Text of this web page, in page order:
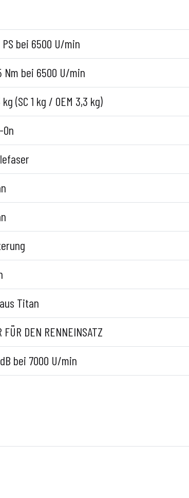
PS bei 6500 U/min
Nm bei 6500 U/min
(SC 1 kg / OEM 3,3 kg)
Titan
FÜR DEN RENNEINSATZ
bei 7000 U/min